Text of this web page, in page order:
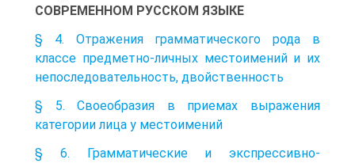
СОВРЕМЕННОМ РУССКОМ ЯЗЫКЕ
§ 4. Отражения грамматического рода в
классе предметно-личных местоимений и их
непоследовательность, двойственность
§ 5. Своеобразия в приемах выражения
категории лица у местоимений
§ 6. Грамматические и экспрессивно-